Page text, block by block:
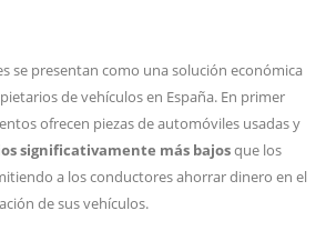
se presentan como una solución económica
de vehículos en España. En primer
ofrecen piezas de automóviles usadas y
significativamente más bajosque los
a los conductores ahorrar dinero en el
de sus vehículos.